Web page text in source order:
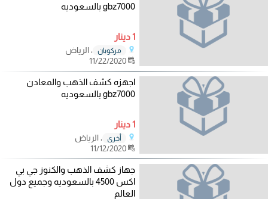
gbz7000 بالسعوديه
1 دينار
مركوبان
، الرياض
11/22/2020
اجهزه كشف الذهب والمعادن
gbz7000 بالسعوديه
1 دينار
أخرى
، الرياض
11/12/2020
جهاز كشف الذهب والكنوز جي بي
اكس 4500 بالسعوديه وجميع دول
العالم